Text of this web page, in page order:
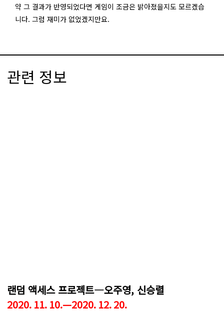
약 그 결과가 반영되었다면 게임이 조금은 밝아졌을지도 모르겠습
니다. 그럼 재미가 없었겠지만요.
관련 정보
랜덤 액세스 프로젝트―오주영, 신승렬
2020. 11. 10.—2020. 12. 20.